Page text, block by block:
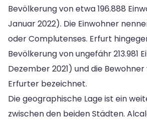
Bevölkerung von etwa 196.888
Januar 2022). Die Einwohner
oder Complutenses. Erfurt
Bevölkerung von ungefähr 213.981
Dezember 2021) und die
Erfurter bezeichnet.
Die geographische Lage ist ein
zwischen den beiden Städten.